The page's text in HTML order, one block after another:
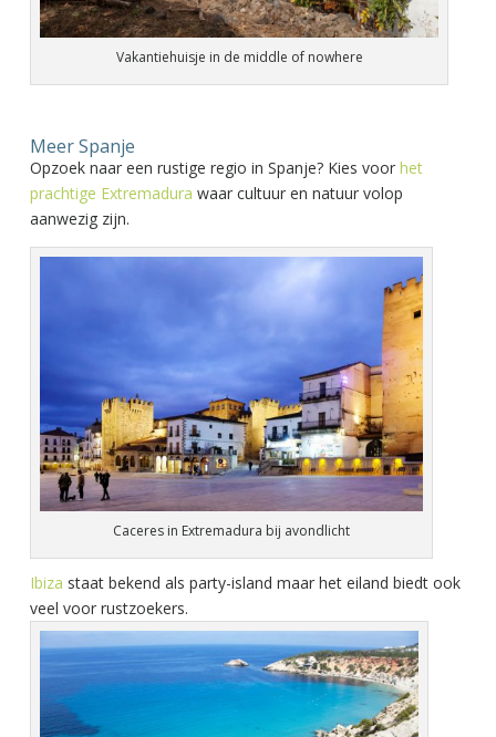
Vakantiehuisje in de middle of nowhere
Meer Spanje
Opzoek naar een rustige regio in Spanje? Kies voor het
prachtige Extremadura waar cultuur en natuur volop
aanwezig zijn.
Caceres in Extremadura bij avondlicht
Ibiza staat bekend als party-island maar het eiland biedt ook
veel voor rustzoekers.